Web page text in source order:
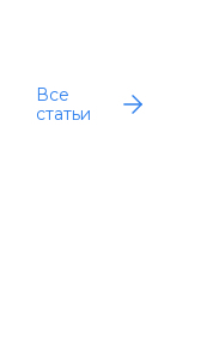
Все
статьи